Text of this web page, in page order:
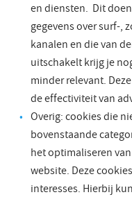
en diensten. Dit
gegevens over surf-,
kanalen en die van
uitschakelt krijg je
minder relevant.
de effectiviteit van
Overig: cookies die
bovenstaande
het optimaliseren
website. Deze
interesses. Hierbij